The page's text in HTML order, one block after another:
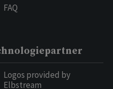
FAQ
Logos provided by
Elbstream